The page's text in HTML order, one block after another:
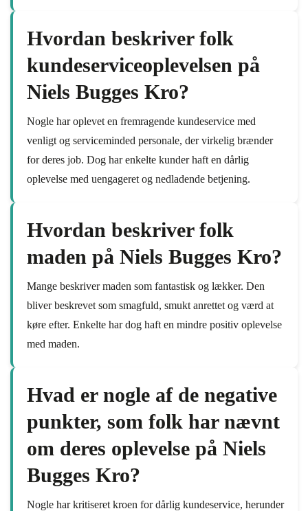
Hvordan beskriver folk
kundeserviceoplevelsen på
Niels Bugges Kro?
Nogle har oplevet en fremragende kundeservice med
venligt og serviceminded personale, der virkelig brænder
for deres job. Dog har enkelte kunder haft en dårlig
oplevelse med uengageret og nedladende betjening.
Hvordan beskriver folk
maden på Niels Bugges Kro?
Mange beskriver maden som fantastisk og lækker. Den
bliver beskrevet som smagfuld, smukt anrettet og værd at
køre efter. Enkelte har dog haft en mindre positiv oplevelse
med maden.
Hvad er nogle af de negative
punkter, som folk har nævnt
om deres oplevelse på Niels
Bugges Kro?
Nogle har kritiseret kroen for dårlig kundeservice, herunder